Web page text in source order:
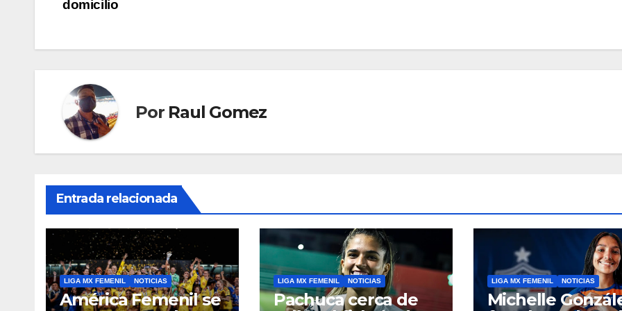
entradas
domicilio
Por Raul Gomez
Entrada relacionada
LIGA MX FEMENIL NOTICIAS
América Femenil se
LIGA MX FEMENIL NOTICIAS
Pachuca cerca de
LIGA MX FEMENIL NOTICIAS
Michelle